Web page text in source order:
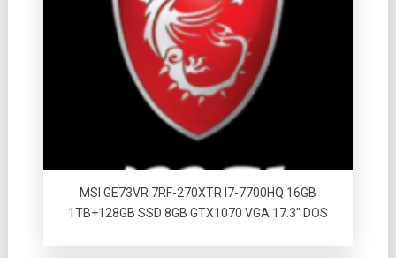
MSI GE73VR 7RF-270XTR I7-7700HQ 16GB
1TB+128GB SSD 8GB GTX1070 VGA 17.3″ DOS